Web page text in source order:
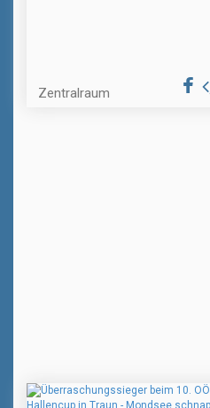
Zentralraum